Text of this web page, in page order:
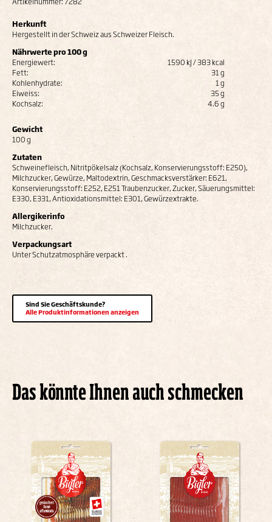
Herkunft
Hergestellt in der Schweiz aus Schweizer Fleisch.
Nährwerte pro 100 g
Energiewert:
1590 kJ / 383 kcal
Fett:
31 g
Kohlenhydrate:
1 g
Eiweiss:
35 g
Kochsalz:
4.6 g
Gewicht
100 g
Zutaten
Schweinefleisch, Nitritpökelsalz (Kochsalz, Konservierungsstoff: E250),
Milchzucker, Gewürze, Maltodextrin, Geschmacksverstärker: E621,
Konservierungsstoff: E252, E251 Traubenzucker, Zucker, Säuerungsmittel:
E330, E331, Antioxidationsmittel: E301, Gewürzextrakte.
Allergikerinfo
Milchzucker.
Verpackungsart
Unter Schutzatmosphäre verpackt .
Sind Sie Geschäftskunde?
Alle Produktinformationen anzeigen
Das könnte Ihnen auch schmecken